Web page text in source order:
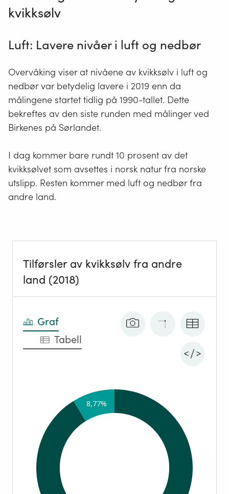
kvikksølv
Luft: Lavere nivåer i luft og nedbør
Overvåking viser at nivåene av kvikksølv i luft og
nedbør var betydelig lavere i 2019 enn da
målingene startet tidlig på 1990-tallet. Dette
bekreftes av den siste runden med målinger ved
Birkenes på Sørlandet.
I dag kommer bare rundt 10 prosent av det
kvikksølvet som avsettes i norsk natur fra norske
utslipp. Resten kommer med luft og nedbør fra
andre land.
Tilførsler av kvikksølv fra andre
land (2018)
Graf
Tabell
8,77%